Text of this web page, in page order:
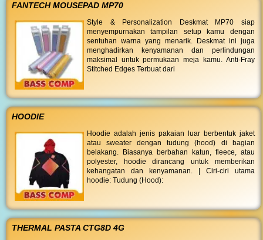
FANTECH MOUSEPAD MP70
Style & Personalization Deskmat MP70 siap
menyempurnakan tampilan setup kamu dengan
sentuhan warna yang menarik. Deskmat ini juga
menghadirkan kenyamanan dan perlindungan
maksimal untuk permukaan meja kamu. Anti-Fray
Stitched Edges Terbuat dari
HOODIE
Hoodie adalah jenis pakaian luar berbentuk jaket
atau sweater dengan tudung (hood) di bagian
belakang. Biasanya berbahan katun, fleece, atau
polyester, hoodie dirancang untuk memberikan
kehangatan dan kenyamanan. | Ciri-ciri utama
hoodie: Tudung (Hood):
THERMAL PASTA CTG8D 4G